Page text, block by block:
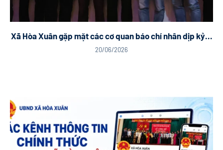
Xã Hòa Xuân gặp mặt các cơ quan báo chí nhân dịp kỷ...
20/06/2026